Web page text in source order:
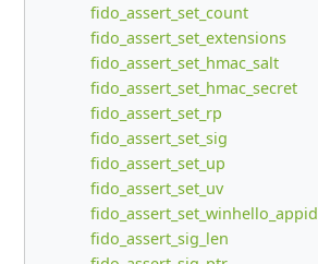
fido_assert_set_count
fido_assert_set_extensions
fido_assert_set_hmac_salt
fido_assert_set_hmac_secret
fido_assert_set_rp
fido_assert_set_sig
fido_assert_set_up
fido_assert_set_uv
fido_assert_set_winhello_appid
fido_assert_sig_len